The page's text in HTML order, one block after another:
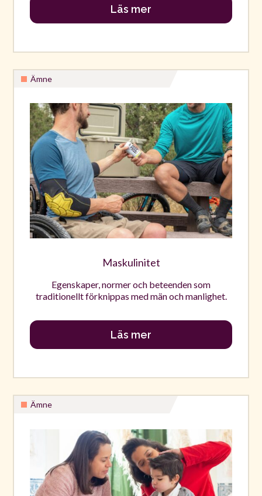
Läs mer
Ämne
Maskulinitet
Egenskaper, normer och beteenden som
traditionellt förknippas med män och manlighet.
Läs mer
Ämne